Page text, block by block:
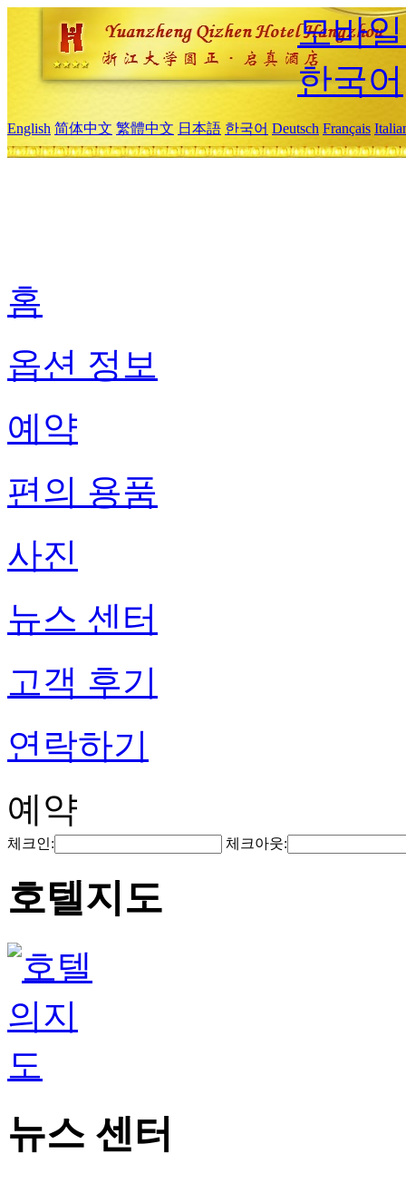
모바
한국어
English 简体中文 繁體中文 日本語 한국어 Deutsch Français
홈
옵션 정보
예약
편의 용품
사진
뉴스 센터
고객 후기
연락하기
예약
체크인: 체크아웃:
호텔지도
뉴스 센터